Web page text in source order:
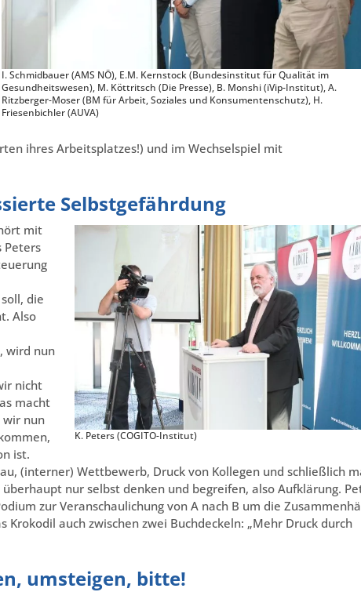
I. Schmidbauer (AMS NÖ), E.M. Kernstock (Bundesinstitut für Qualität im
Gesundheitswesen), M. Köttritsch (Die Presse), B. Monshi (iVip-Institut), A.
Ritzberger-Moser (BM für Arbeit, Soziales und Konsumentenschutz), H.
Friesenbichler (AUVA)
ihres Arbeitsplatzes!) und im Wechselspiel mit
Selbstgefährdung
K. Peters (COGITO-Institut)
mit
Peters
die
Also
wird nun
nicht
macht
wir nun
ist.
(interner) Wettbewerb, Druck von Kollegen und schließlich
nur selbst denken und begreifen, also Aufklärung.
zur Veranschaulichung von A nach B um die
auch zwischen zwei Buchdeckeln: „Mehr Druck durch
umsteigen, bitte!